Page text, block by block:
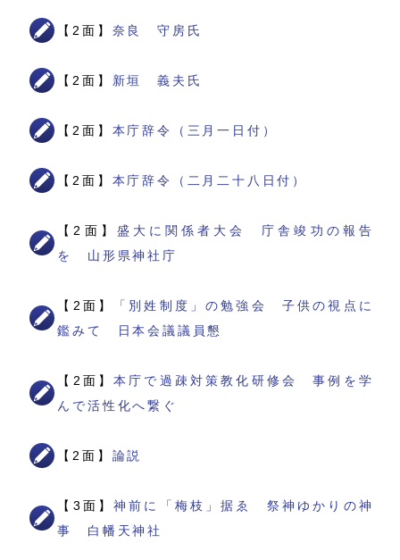
【2面】 奈良 守房氏
【2面】 新垣 義夫氏
【2面】 本庁辞令（三月一日付）
【2面】 本庁辞令（二月二十八日付）
【2面】 盛大に関係者大会 庁舎竣功の報告
を 山形県神社庁
【2面】
「別姓制度」の勉強会 子供の視点に
鑑みて 日本会議議員懇
【2面】本庁で過疎対策教化研修会 事例を学
んで活性化へ繋ぐ
【2面】 論説
【3面】神前に「梅枝」据ゑ 祭神ゆかりの神
事 白幡天神社